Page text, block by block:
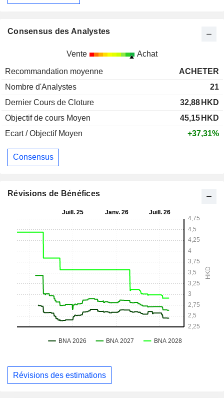
Consensus des Analystes
Vente Achat
Recommandation moyenne
ACHETER
Nombre d'Analystes
21
Dernier Cours de Cloture
32,88 HKD
Objectif de cours Moyen
45,15 HKD
Ecart / Objectif Moyen
+37,31%
Consensus
Révisions de Bénéfices
Révisions des estimations